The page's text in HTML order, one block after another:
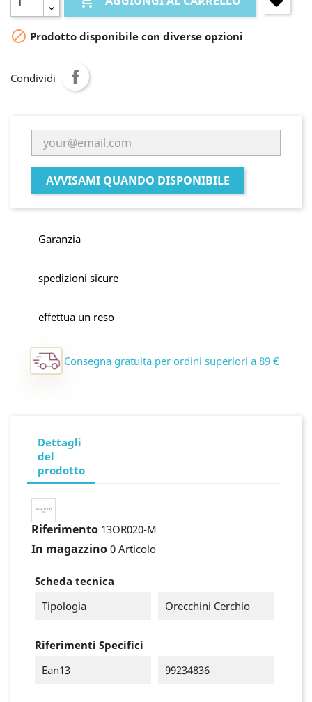
 Prodotto disponibile con diverse opzioni
Condividi
AVVISAMI QUANDO DISPONIBILE
Garanzia
spedizioni sicure
effettua un reso
Consegna gratuita per ordini superiori a 89 €
Dettagli
del
prodotto
Riferimento 13OR020-M
In magazzino 0 Articolo
Scheda tecnica
Tipologia
Orecchini Cerchio
Riferimenti Specifici
Ean13
99234836
Accedi